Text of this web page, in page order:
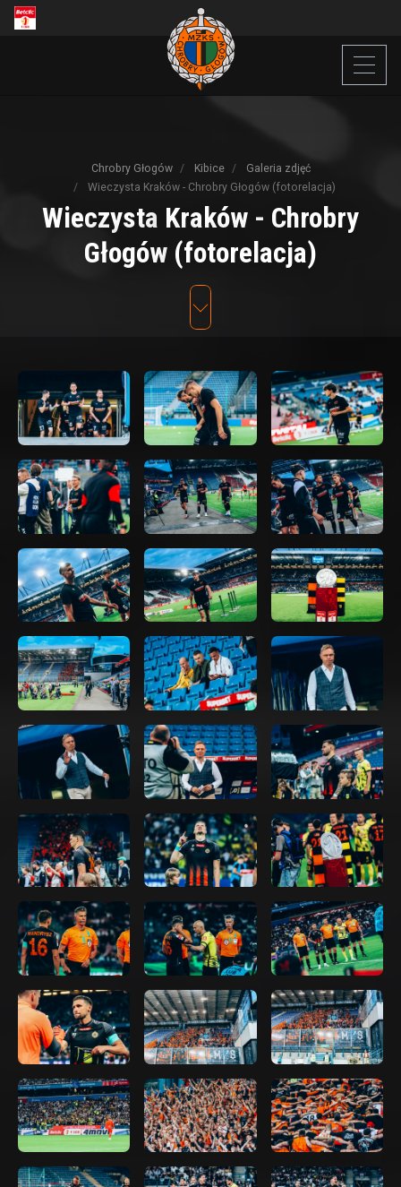
Chrobry Głogów Kibice
Galeria zdjęć
Wieczysta Kraków - Chrobry Głogów (fotorelacja)
Wieczysta Kraków - Chrobry
Głogów (fotorelacja)